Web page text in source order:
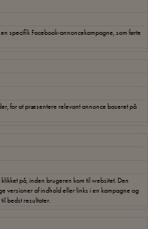
specifik Facebook-annoncekampagne, som førte
for at præsentere relevant annonce baseret på
på, inden brugeren kom til websitet. Den
versioner af indhold eller links i en kampagne og
bedst resultater.